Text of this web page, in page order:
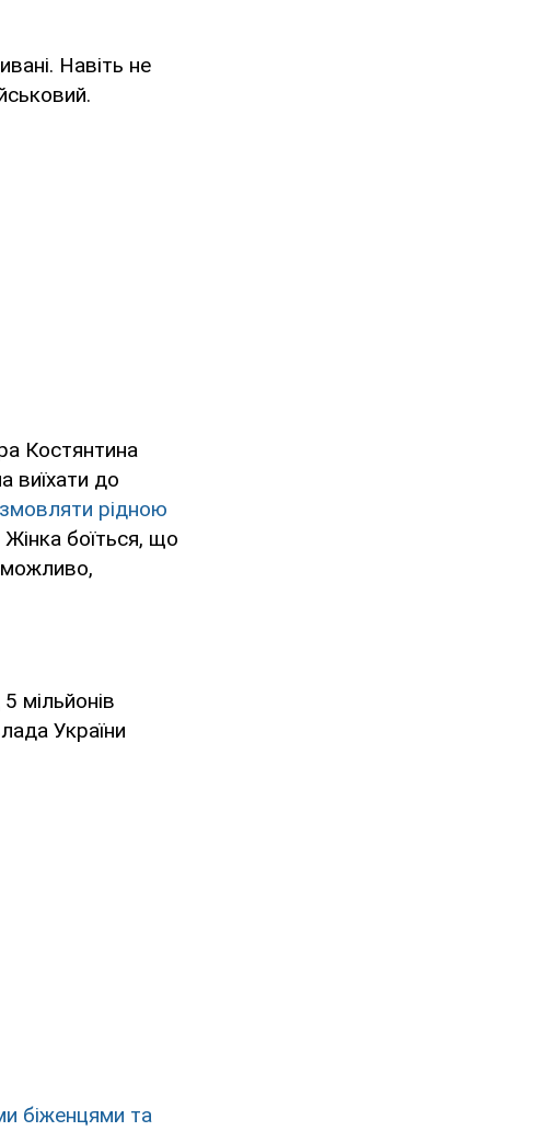
Навіть не
Костянтина
виїхати до
рідною
боїться, що
можливо,
мільйонів
України
біженцями та